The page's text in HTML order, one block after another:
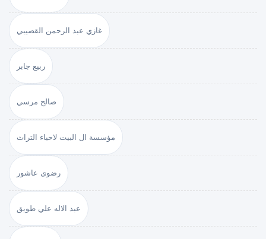
غازي عبد الرحمن القصيبي
ربيع جابر
صالح مرسي
مؤسسة ال البيت لاحياء التراث
رضوى عاشور
عبد الاله علي طويق